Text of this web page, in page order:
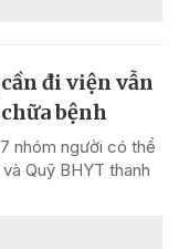
đi viện vẫn
bệnh
nhóm người có thể
Quỹ BHYT thanh